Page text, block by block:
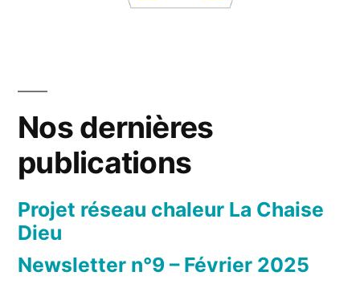
Nos dernières
publications
Projet réseau chaleur La Chaise
Dieu
Newsletter n°9 – Février 2025